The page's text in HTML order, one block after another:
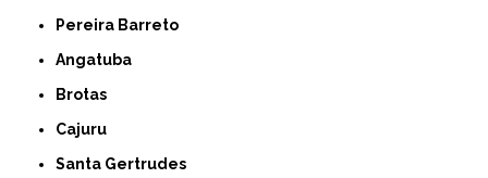
Pereira Barreto
Angatuba
Brotas
Cajuru
Santa Gertrudes